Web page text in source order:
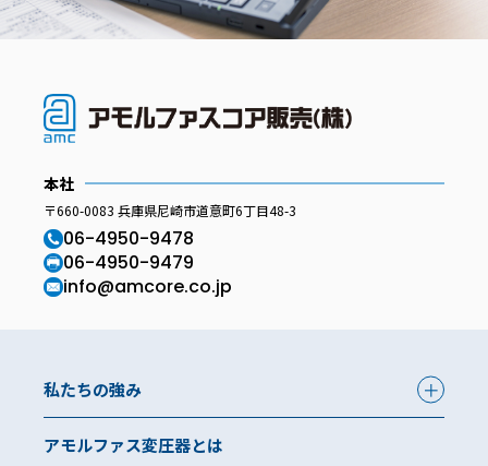
本社
〒660-0083 兵庫県尼崎市道意町6丁目48-3
06-4950-9478
06-4950-9479
info@amcore.co.jp
私たちの強み
アモルファス変圧器とは